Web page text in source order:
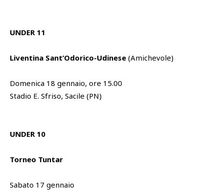
UNDER 11
Liventina Sant’Odorico-Udinese (Amichevole)
Domenica 18 gennaio, ore 15.00
Stadio E. Sfriso, Sacile (PN)
UNDER 10
Torneo Tuntar
Sabato 17 gennaio